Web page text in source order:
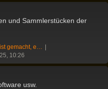
und Sammlerstücken der
gemacht, e…
10:26
usw.